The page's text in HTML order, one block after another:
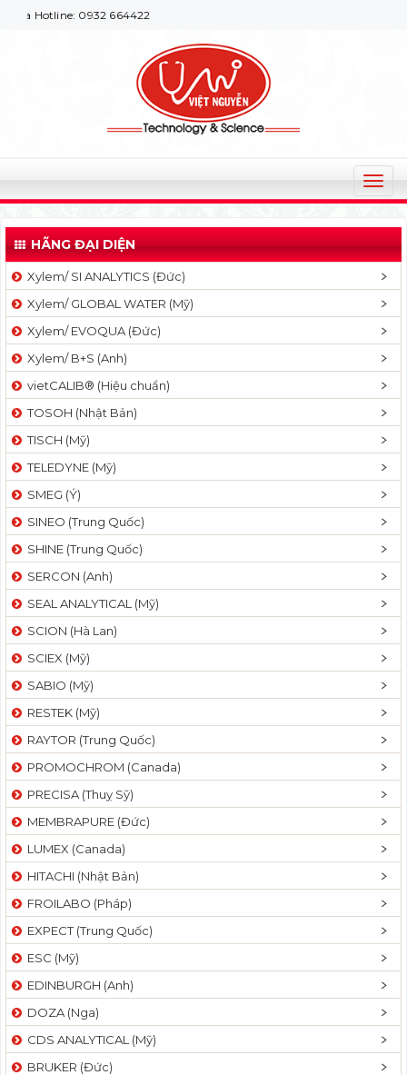
0932 664422
T
o
g
l
v
a
t
n
HÃNG ĐẠI DIỆN
Xylem/ SI ANALYTICS (Đức)
Xylem/ GLOBAL WATER (Mỹ)
Xylem/ EVOQUA (Đức)
Xylem/ B+S (Anh)
vietCALIB® (Hiệu chuẩn)
TOSOH (Nhật Bản)
TISCH (Mỹ)
TELEDYNE (Mỹ)
SMEG (Ý)
SINEO (Trung Quốc)
SHINE (Trung Quốc)
SERCON (Anh)
SEAL ANALYTICAL (Mỹ)
SCION (Hà Lan)
SCIEX (Mỹ)
SABIO (Mỹ)
RESTEK (Mỹ)
RAYTOR (Trung Quốc)
PROMOCHROM (Canada)
PRECISA (Thuỵ Sỹ)
MEMBRAPURE (Đức)
LUMEX (Canada)
HITACHI (Nhật Bản)
FROILABO (Pháp)
EXPECT (Trung Quốc)
ESC (Mỹ)
EDINBURGH (Anh)
DOZA (Nga)
CDS ANALYTICAL (Mỹ)
BRUKER (Đức)